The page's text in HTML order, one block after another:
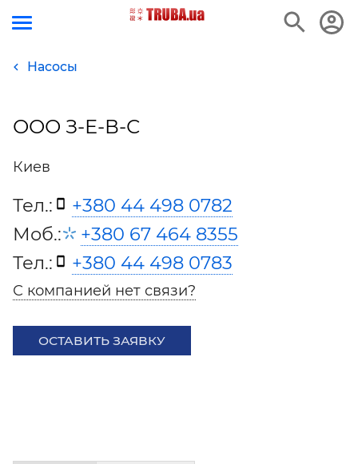
Насосы
ООО З-Е-В-С
Киев
Тел.:
+380 44 498 0782
Моб.:
+380 67 464 8355
Тел.:
+380 44 498 0783
С компанией нет связи?
ОСТАВИТЬ ЗАЯВКУ